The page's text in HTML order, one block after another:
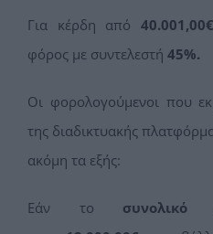
Για κέρδη από
φόρος με συντελεστή 45%.
Οι φορολογούμενοι που
της διαδικτυακής
ακόμη τα εξής:
Εάν το συνολικό